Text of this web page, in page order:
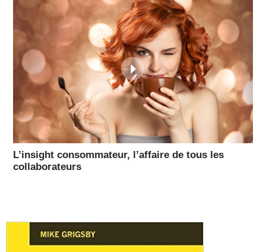
L’insight consommateur, l’affaire de tous les
collaborateurs